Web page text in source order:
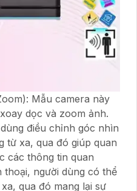
Mẫu camera này
dọc và zoom ảnh.
điều chỉnh góc nhìn
từ xa, qua đó giúp quan
các thông tin quan
thoại, người dùng có thể
qua đó mang lại sự